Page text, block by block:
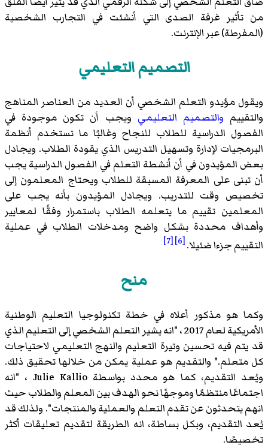
من تأثير غرفة الصدى التي أنشئت في التجارب الشخصية
(المفرطة) عبر الإنترنت.
التصميم التعليمي
ويقول مؤيدو التعلم الشخصي أن العديد من العناصر المناهج
والتقييم والتصميم التعليمي ويجب أن تكون موجودة في
الفصول الدراسية للطلاب للنجاح وغالبًا ما تستخدم أنظمة
البرمجيات لإدارة وتسهيل التدريس الذي يقودة الطلاب. ويجادل
بعض المؤيدون في أن أنشطة التعلم في الفصول الدراسية يجب
أن تبنى على المعرفة المسبقة للطلاب ويحتاج المعلمون إلى
تخصيص وقت للتدريب. ويجادل المؤيدون بأنه يجب على
المعلمين تقييم ما يتعلمه الطلاب باستمرار وفقًا لمعايير
وأهداف محددة بشكل واضح ومدخلات الطلاب في عملية
التقييم جزءا ضئيلا.[6]
[7]
منح
وكما هو مذكور أعلاه في خطة تكنولوجيا التعليم الوطنية
الأمريكية لعام 2017 ، "انه يشير التعلم الشخصي إلى التعليم الذي
قد يتم فيه تحسين وتيرة التعليم والنهج التعليمي لاحتياجات
كل متعلم." والتقديم هو عملية يمكن من خلالها تحقيق ذلك.
ويُعد التقديم، كما هو محدد بواسطة Julie Kallio ، "انه
اجتماعًا منتظمًا وموجهًا نحو الهدف بين المعلم والطلاب حيث
انهم يتحدثون عن تقدم التعلم والعملية والمنتجات". ولذلك قد
يُعد التقديم، وبكل بساطة، انه الطريقة لتقديم تعليقات أكثر
تخصيصًا.